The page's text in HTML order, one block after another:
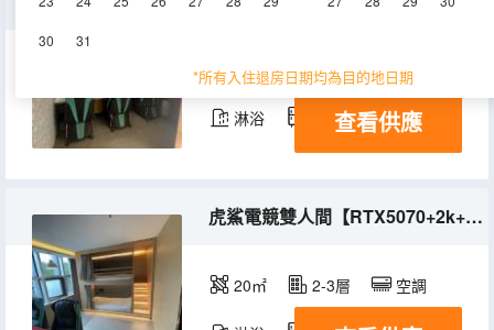
30 31
*所有入住退房日期均為目的地日期
15㎡ 3層 空調
淋浴 冰箱查看供應
虎鯊電競雙人間【RTX5070+2k+32G+機械搖臂】
20㎡ 2-3層 空調